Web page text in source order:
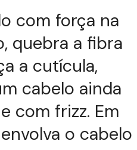
com força na
quebra a fibra
a cutícula,
cabelo ainda
com frizz. Em
o cabelo